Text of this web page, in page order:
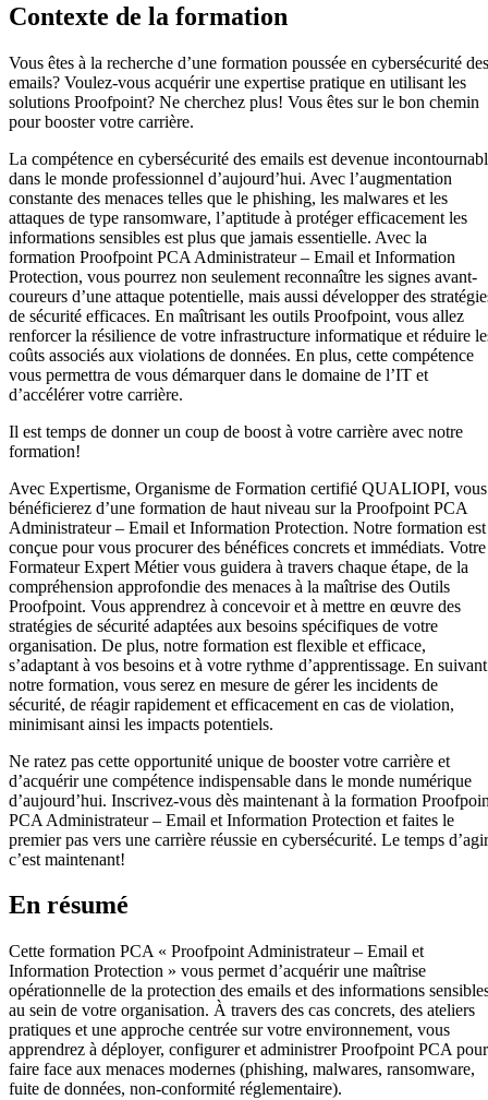
Contexte de la formation
Vous êtes à la recherche d’une formation poussée en cybersécurité des
emails? Voulez-vous acquérir une expertise pratique en utilisant les
solutions Proofpoint? Ne cherchez plus! Vous êtes sur le bon chemin
pour booster votre carrière.
La compétence en cybersécurité des emails est devenue
dans le monde professionnel d’aujourd’hui. Avec l’augmentation
constante des menaces telles que le phishing, les malwares et les
attaques de type ransomware, l’aptitude à protéger efficacement les
informations sensibles est plus que jamais essentielle. Avec la
formation Proofpoint PCA Administrateur – Email et Information
Protection, vous pourrez non seulement reconnaître les signes avant-
coureurs d’une attaque potentielle, mais aussi développer des
de sécurité efficaces. En maîtrisant les outils Proofpoint, vous allez
renforcer la résilience de votre infrastructure informatique et réduire
coûts associés aux violations de données. En plus, cette compétence
vous permettra de vous démarquer dans le domaine de l’IT et
d’accélérer votre carrière.
Il est temps de donner un coup de boost à votre carrière avec notre
formation!
Avec Expertisme, Organisme de Formation certifié QUALIOPI, vous
bénéficierez d’une formation de haut niveau sur la Proofpoint PCA
Administrateur – Email et Information Protection. Notre formation est
conçue pour vous procurer des bénéfices concrets et immédiats. Votre
Formateur Expert Métier vous guidera à travers chaque étape, de la
compréhension approfondie des menaces à la maîtrise des Outils
Proofpoint. Vous apprendrez à concevoir et à mettre en œuvre des
stratégies de sécurité adaptées aux besoins spécifiques de votre
organisation. De plus, notre formation est flexible et efficace,
s’adaptant à vos besoins et à votre rythme d’apprentissage. En suivant
notre formation, vous serez en mesure de gérer les incidents de
sécurité, de réagir rapidement et efficacement en cas de violation,
minimisant ainsi les impacts potentiels.
Ne ratez pas cette opportunité unique de booster votre carrière et
d’acquérir une compétence indispensable dans le monde numérique
d’aujourd’hui. Inscrivez-vous dès maintenant à la formation
PCA Administrateur – Email et Information Protection et faites le
premier pas vers une carrière réussie en cybersécurité. Le temps
c’est maintenant!
En résumé
Cette formation PCA « Proofpoint Administrateur – Email et
Information Protection » vous permet d’acquérir une maîtrise
opérationnelle de la protection des emails et des informations
au sein de votre organisation. À travers des cas concrets, des ateliers
pratiques et une approche centrée sur votre environnement, vous
apprendrez à déployer, configurer et administrer Proofpoint PCA pour
faire face aux menaces modernes (phishing, malwares, ransomware,
fuite de données, non-conformité réglementaire).